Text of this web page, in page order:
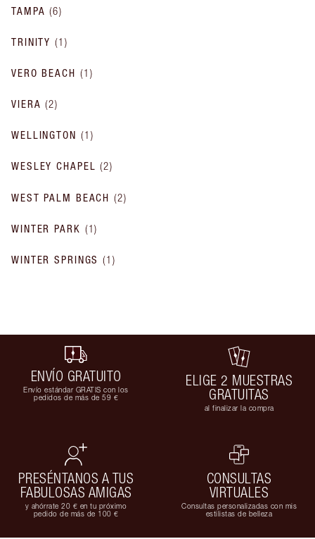
TAMPA (6)
TRINITY (1 )
VERO BEACH (1 )
VIERA (2)
WELLINGTON (1 )
WESLEY CHAPEL (2)
WEST PALM BEACH (2)
WINTER PARK (1)
WINTER SPRINGS (1)
ENVÍO GRATUITO
Envío estándar GRATIS con los
pedidos de más de 59 €
ELIGE 2 MUESTRAS
GRATUITAS
al finalizar la compra
PRESÉNTANOS A TUS
FABULOSAS AMIGAS
y ahórrate 20 € en tu próximo
pedido de más de 100 €
CONSULTAS
VIRTUALES
Consultas personalizadas con mis
estilistas de belleza